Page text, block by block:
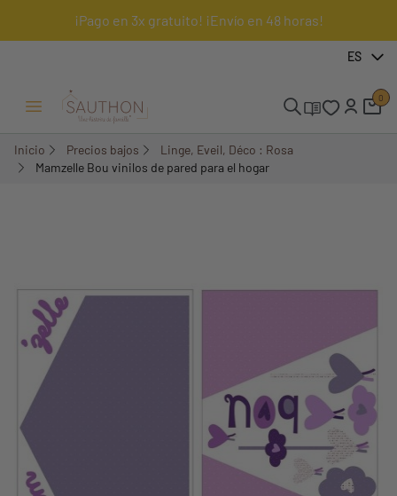
¡Pago en 3x gratuito! ¡Envío en 48 horas!
ES
Menú Abrir/Cerrar
0
Inicio Precios bajos
Linge, Eveil, Déco : Rosa
Mamzelle Bou vinilos de pared para el hogar
-74,63%